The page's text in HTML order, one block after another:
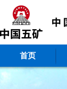
首页